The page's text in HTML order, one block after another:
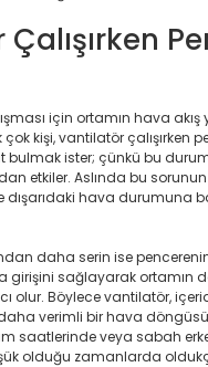
için ortamın hava akış
kişi, vantilatör çalışırken
bulmak ister; çünkü bu
etkiler. Aslında bu
dışarıdaki hava durumuna
daha serin ise
girişini sağlayarak ortamın
olur. Böylece vantilatör,
verimli bir hava
saatlerinde veya sabah
olduğu zamanlarda